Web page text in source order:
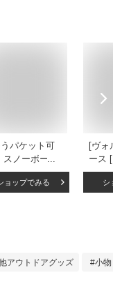
うパケット可
ノーボード
腕まきタイ
スケース無地
ョップでみる
[ヴォ
ース
用](
イプ
シ
アウトドアグッズ 小物